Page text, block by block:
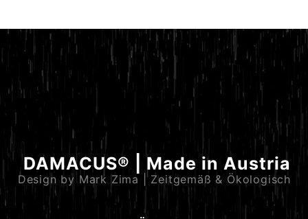
DAMACUS® | Made in Austria
Design by Mark Zima | Zeitgemäß & Ökologisch